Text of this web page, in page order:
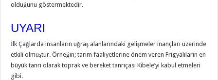
olduğunu göstermektedir.
UYARI
İlk Çağlarda insanların uğraş alanlarındaki gelişmeler inançları üzerinde
etkili olmuştur. Örneğin; tarım faaliyetlerine önem veren Frigyalıların en
büyük tanrı olarak toprak ve bereket tanrıçası Kibele’yi kabul etmeleri
gibi.